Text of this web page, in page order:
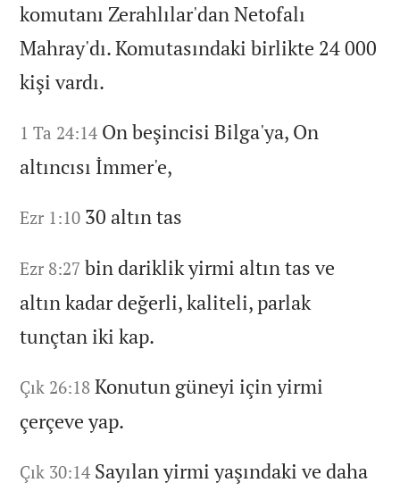
komutanı Zerahlılar'dan Netofalı
Mahray'dı.Komutasındaki birlikte 24 000
kişi vardı.
1 Ta 24:14 On beşincisi Bilga'ya, On
altıncısı İmmer'e,
Ezr 1:10 30 altın tas
Ezr 8:27 bin dariklik yirmi altın tas ve
altın kadar değerli,kaliteli,parlak
tunçtan iki kap.
Çık 26:18 Konutun güneyi için yirmi
çerçeve yap.
Çık 30:14 Sayılan yirmi yaşındaki ve daha